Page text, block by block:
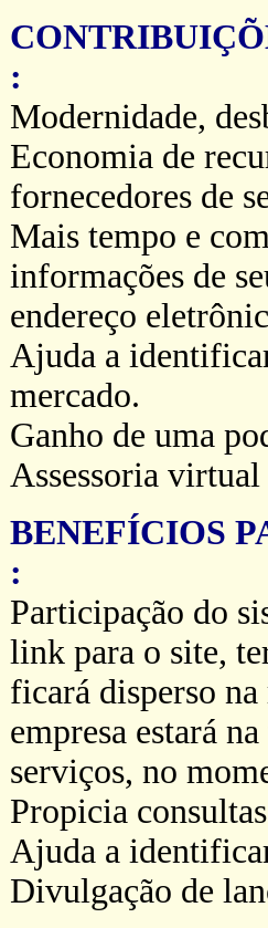
:
Modernidade,
Economia de
fornecedores de
Mais tempo e
informações de
endereço
Ajuda a
mercado.
Ganho de uma
Assessoria
BENEFÍCIOS
:
Participação do
link para o site,
ficará disperso
empresa estará
serviços, no
Propicia
Ajuda a
Divulgação de